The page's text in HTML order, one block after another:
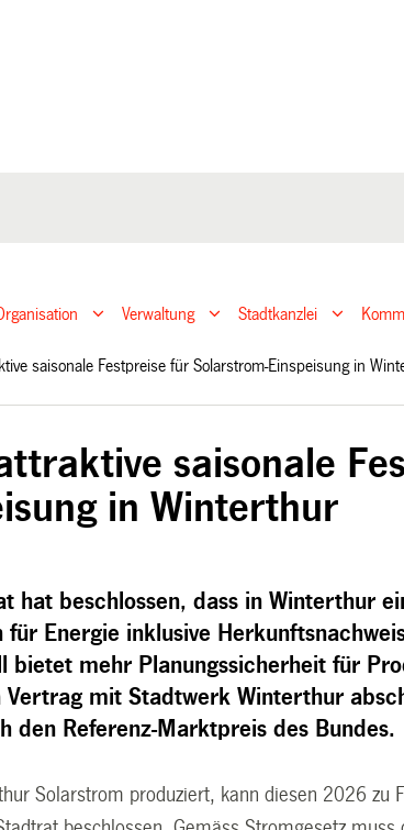
Verwaltung Stadtkanzlei
saisonale Festpreise für Solarstrom-Einspeisung in
saisonale
in Winterthur
hat beschlossen, dass in Winterthur
für Energie inklusive
bietet mehr Planungssicherheit für
Vertrag mit Stadtwerk Winterthur
den Referenz-Marktpreis des Bundes.
Solarstrom produziert, kann diesen 2026 zu